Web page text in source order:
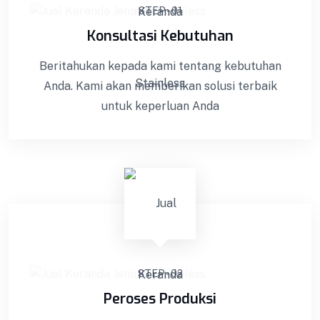
Pemandian Jenazah
STEP - 01
Konsultasi Kebutuhan
Beritahukan kepada kami tentang kebutuhan
Anda. Kami akan memberikan solusi terbaik
untuk keperluan Anda
STEP - 02
Peroses Produksi